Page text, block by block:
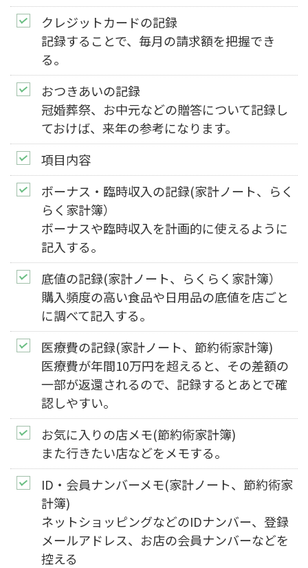
クレジットカードの記録
記録することで、毎月の請求額を把握でき
る。
おつきあいの記録
冠婚葬祭、お中元などの贈答について記録し
ておけば、来年の参考になります。
項目内容
ボーナス・臨時収入の記録(家計ノート、らく
らく家計簿）
ボーナスや臨時収入を計画的に使えるように
記入する。
底値の記録(家計ノート、らくらく家計簿）
購入頻度の高い食品や日用品の底値を店ごと
に調べて記入する。
医療費の記録(家計ノート、節約術家計簿)
医療費が年間10万円を超えると、その差額の
一部が返還されるので、記録するとあとで確
認しやすい。
お気に入りの店メモ(節約術家計簿)
また行きたい店などをメモする。
ID・会員ナンバーメモ(家計ノート、節約術家
計簿)
ネットショッピングなどのIDナンバー、登録
メールアドレス、お店の会員ナンバーなどを
控える